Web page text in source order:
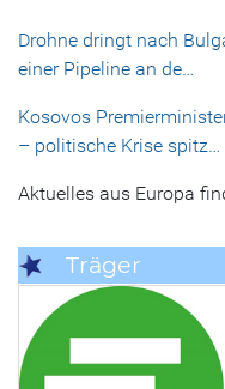
Drohne dringt nach
einer Pipeline an de…
Kosovos
– politische Krise spitz…
Aktuelles aus Europa
Träger